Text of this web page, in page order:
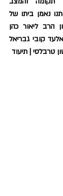
טרבלסי | תיעוד